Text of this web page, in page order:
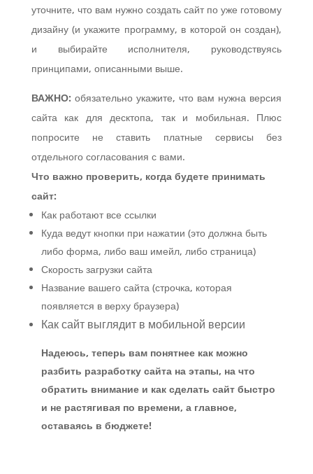
уточните, что вам нужно создать сайт по уже готовому
дизайну (и укажите программу, в которой он создан),
и выбирайте исполнителя, руководствуясь
принципами, описанными выше.
ВАЖНО: обязательно укажите, что вам нужна версия
сайта как для десктопа, так и мобильная. Плюс
попросите не ставить платные сервисы без
отдельного согласования с вами.
Что важно проверить, когда будете принимать
сайт:
Как работают все ссылки
Куда ведут кнопки при нажатии (это должна быть
либо форма, либо ваш имейл, либо страница)
Скорость загрузки сайта
Название вашего сайта (строчка, которая
появляется в верху браузера)
Как сайт выглядит в мобильной версии
Надеюсь, теперь вам понятнее как можно
разбить разработку сайта на этапы, на что
обратить внимание и как сделать сайт быстро
и не растягивая по времени, а главное,
оставаясь в бюджете!